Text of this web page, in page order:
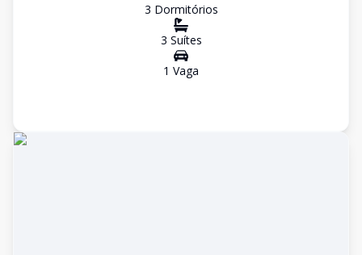
3 Dormitórios
3 Suítes
1 Vaga